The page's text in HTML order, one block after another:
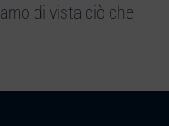
di vista ciò che